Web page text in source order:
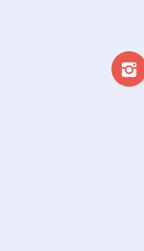
تابعنا